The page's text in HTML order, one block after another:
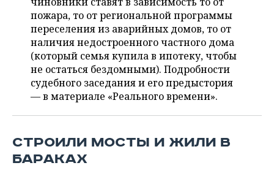
КИБЕРСПОРТ
ФИГУРНОЕ КАТАНИЕ
ВОДНЫЕ ВИДЫ СПОРТА
ХОККЕЙ С МЯЧОМ
КУЛЬТУРА
МЕДИЦИНА
ОБРАЗОВАНИЕ
ПРОИСШЕСТВИЯ
СПИСОК КОМПАНИЙ
пожара, то от региональной программы
переселения из аварийных домов, то от
наличия недостроенного частного дома
(который семья купила в ипотеку, чтобы
не остаться бездомными). Подробности
судебного заседания и его предыстория
— в материале «Реального времени».
СТРОИЛИ МОСТЫ И ЖИЛИ В
БАРАКАХ